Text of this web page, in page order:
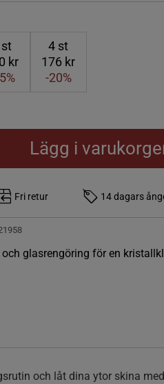
st
kr
4 st
176 kr
-20%
Lägg i
Fri retur 14 dagars
glasrengöring för en
och låt dina ytor skina